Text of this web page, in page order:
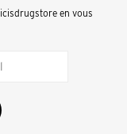
en vous